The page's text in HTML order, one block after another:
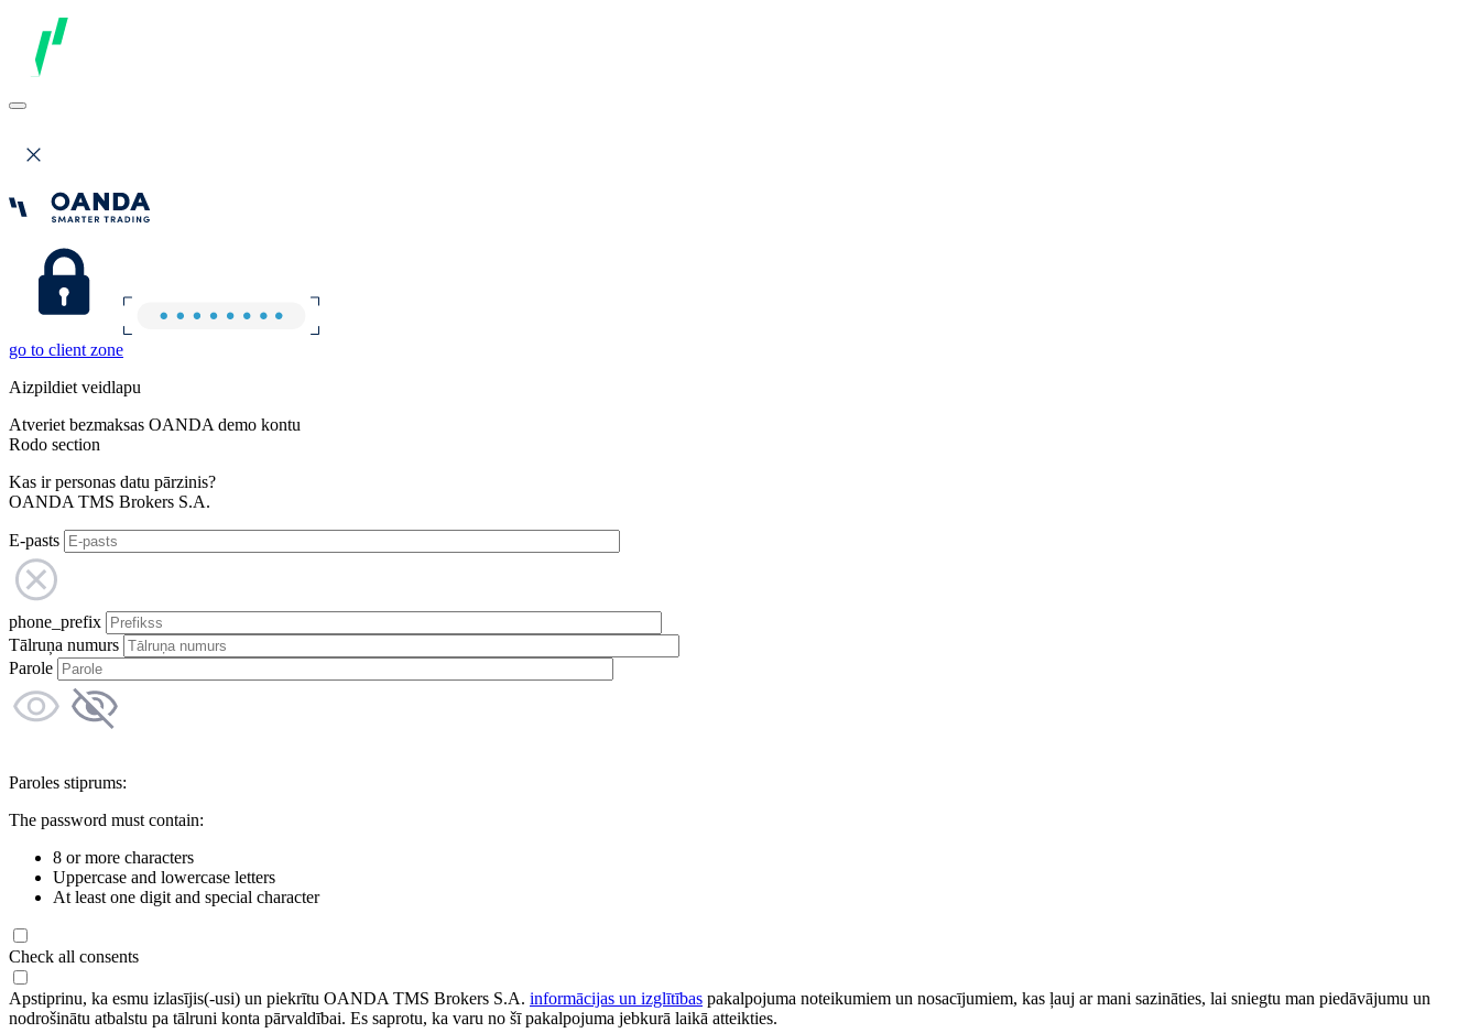
go to client zone
Aizpildiet veidlapu
Atveriet bezmaksas OANDA demo kontu
Rodo section
Kas ir personas datu pārzinis?
OANDA TMS Brokers S.A.
E-pasts
phone_prefix
Tālruņa numurs
Parole
Paroles stiprums:
The password must contain:
8 or more characters
Uppercase and lowercase letters
At least one digit and special character
Check all consents
Apstiprinu, ka esmu izlasījis(-usi) un piekrītu OANDA TMS Brokers S.A. informācijas un izglītības pakalpojuma noteikumiem un nosacījumiem, kas ļauj ar mani sazināties, lai sniegtu man piedāvājumu un
nodrošinātu atbalstu pa tālruni konta pārvaldībai. Es saprotu, ka varu no šī pakalpojuma jebkurā laikā atteikties.